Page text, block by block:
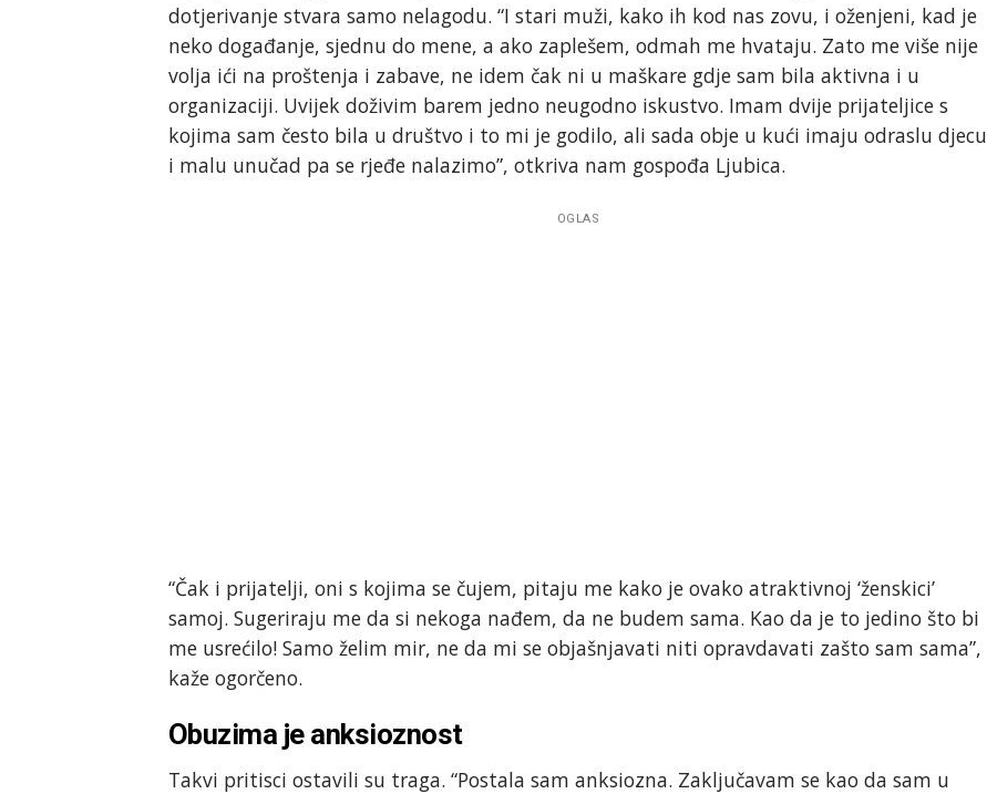
dotjerivanje stvara samo nelagodu. “I stari muži, kako ih kod nas zovu, i oženjeni, kad je
neko događanje, sjednu do mene, a ako zaplešem, odmah me hvataju. Zato me više nije
volja ići na proštenja i zabave, ne idem čak ni u maškare gdje sam bila aktivna i u
organizaciji. Uvijek doživim barem jedno neugodno iskustvo. Imam dvije prijateljice s
kojima sam često bila u društvo i to mi je godilo, ali sada obje u kući imaju odraslu djecu
i malu unučad pa se rjeđe nalazimo”, otkriva nam gospođa Ljubica.
OGLAS
“Čak i prijatelji, oni s kojima se čujem, pitaju me kako je ovako atraktivnoj ‘ženskici’
samoj. Sugeriraju me da si nekoga nađem, da ne budem sama. Kao da je to jedino što bi
me usrećilo! Samo želim mir, ne da mi se objašnjavati niti opravdavati zašto sam sama”,
kaže ogorčeno.
Obuzima je anksioznost
Takvi pritisci ostavili su traga. “Postala sam anksiozna. Zaključavam se kao da sam u